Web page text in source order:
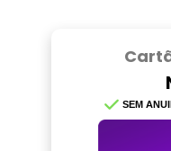
SEM